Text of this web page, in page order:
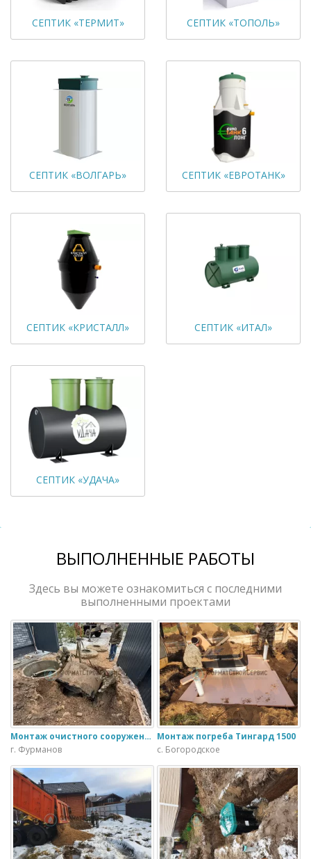
СЕПТИК «ТЕРМИТ» СЕПТИК «ТОПОЛЬ»
СЕПТИК «ВОЛГАРЬ» СЕПТИК «ЕВРОТАНК»
СЕПТИК «КРИСТАЛЛ» СЕПТИК «ИТАЛ»
СЕПТИК «УДАЧА»
ВЫПОЛНЕННЫЕ РАБОТЫ
Здесь вы можете ознакомиться с последними
выполненными проектами
Монтаж очистного сооружения Тверь - 1.1ПН в загородном доме
г. Фурманов
Монтаж погреба Тингард 1500
с. Богородское